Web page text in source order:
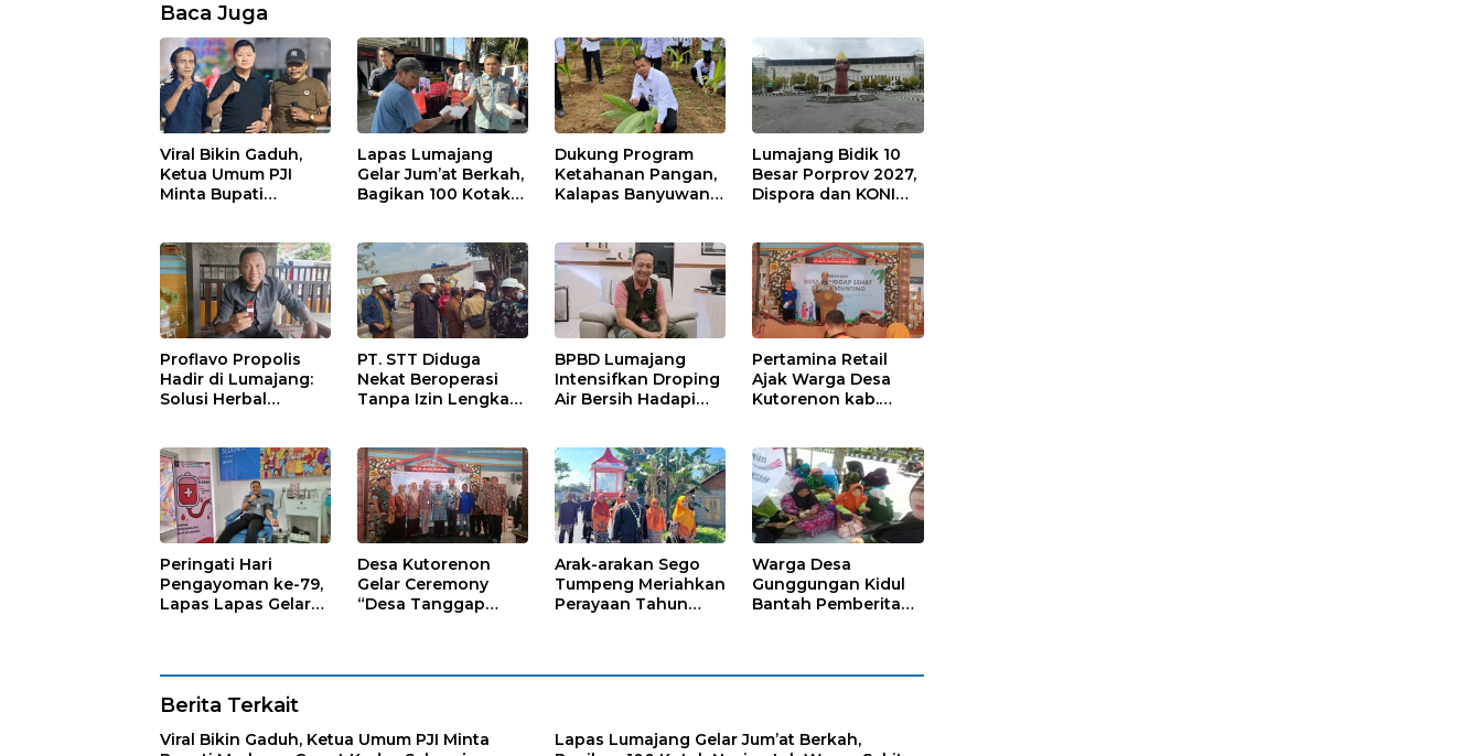
Baca Juga
Viral Bikin Gaduh,
Ketua Umum PJI
Minta Bupati
Lapas Lumajang
Gelar Jum’at Berkah,
Bagikan 100 Kotak
Dukung Program
Ketahanan Pangan,
Kalapas Banyuwangi
Serentak di SAE
Ngajum
Lumajang Bidik 10
Besar Porprov 2027,
Dispora dan KONI
Proflavo Propolis
Hadir di Lumajang:
Solusi Herbal
Kesehatan
Masyarakat
PT. STT Diduga
Nekat Beroperasi
Tanpa Izin Lengkap,
BPBD Lumajang
Intensifkan Droping
Air Bersih Hadapi
Pertamina Retail
Ajak Warga Desa
Kutorenon kab.
Tanggap Keadaan
Gawat Darurat
Peringati Hari
Pengayoman ke-79,
Lapas Lapas Gelar
Desa Kutorenon
Gelar Ceremony
“Desa Tanggap
Arak-arakan Sego
Tumpeng Meriahkan
Perayaan Tahun
Warga Desa
Gunggungan Kidul
Bantah Pemberitaan
Berita Terkait
Viral Bikin Gaduh, Ketua Umum PJI Minta
Lapas Lumajang Gelar Jum’at Berkah,